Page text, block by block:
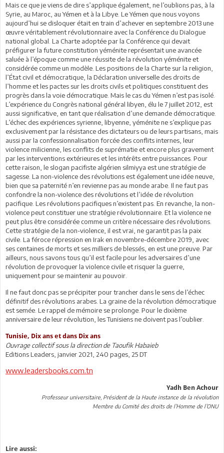
Mais ce que je viens de dire s’applique également, ne l’oublions pas, à la
Syrie, au Maroc, au Yémen et à la Libye. Le Yémen que nous voyons
aujourd’hui se disloquer était en train d’achever en septembre 2013 une
œuvre véritablement révolutionnaire avec la Conférence du Dialogue
national global. La Charte adoptée par la Conférence qui devait
préfigurer la future constitution yéménite représentait une avancée
saluée à l’époque comme une réussite de la révolution yéménite et
considérée comme un modèle. Les positions de la Charte sur la religion,
l’État civil et démocratique, la Déclaration universelle des droits de
l’homme et les pactes sur les droits civils et politiques constituent des
progrès dans la voie démocratique. Mais le cas du Yémen n’est pas isolé.
L’expérience du Congrès national général libyen, élu le 7 juillet 2012, est
aussi significative, en tant que réalisation d’une demande démocratique.
L’échec des expériences syrienne, libyenne, yéménite ne s’explique pas
exclusivement par la résistance des dictateurs ou de leurs partisans, mais
aussi par la confessionnalisation forcée des conflits internes, leur
violence milicienne, les conflits de suprématie et encore plus gravement
par les interventions extérieures et les intérêts entre puissances. Pour
cette raison, le slogan pacifiste algérien silmiyya est une stratégie de
sagesse. La non-violence des révolutions est également une idée neuve,
bien que sa paternité n’en revienne pas au monde arabe. Il ne faut pas
confondre la non-violence des révolutions et l’idée de révolution
pacifique. Les révolutions pacifiques n’existent pas. En revanche, la non-
violence peut constituer une stratégie révolutionnaire. Et la violence ne
peut plus être considérée comme un critère nécessaire des révolutions.
Cette stratégie de la non-violence, il est vrai, ne garantit pas la paix
civile. La féroce répression en Irak en novembre-décembre 2019, avec
ses centaines de morts et ses milliers de blessés, en est une preuve. Par
ailleurs, nous savons tous qu’il est facile pour les adversaires d’une
révolution de provoquer la violence civile et risquer la guerre,
uniquement pour se maintenir au pouvoir.
Il ne faut donc pas se précipiter pour trancher dans le sens de l’échec
définitif des révolutions arabes. La graine de la révolution démocratique
est semée. Le rappel de mémoire se prolonge. Pour le dixième
anniversaire de leur révolution, les Tunisiens ne doivent pas l’oublier.
Tunisie, Dix ans et dans Dix ans
Ouvrage collectif sous la direction de Taoufik Habaieb
Editions Leaders, janvier 2021, 240 pages, 25 DT
www.leadersbooks.com.tn
Yadh Ben Achour
Professeur universitaire, Président de la Haute instance de la révolution
Membre du Comité des droits de l’Homme de l’ONU
Lire aussi: